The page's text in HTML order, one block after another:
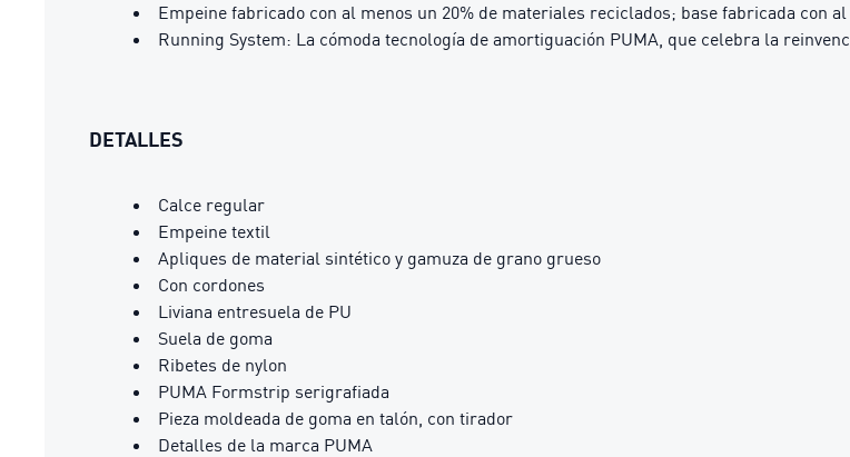
Empeine fabricado con al menos un 20% de materiales reciclados; base fabricada con
Running System: La cómoda tecnología de amortiguación PUMA, que celebra la
DETALLES
Calce regular
Empeine textil
Apliques de material sintético y gamuza de grano grueso
Con cordones
Liviana entresuela de PU
Suela de goma
Ribetes de nylon
PUMA Formstrip serigrafiada
Pieza moldeada de goma en talón, con tirador
Detalles de la marca PUMA